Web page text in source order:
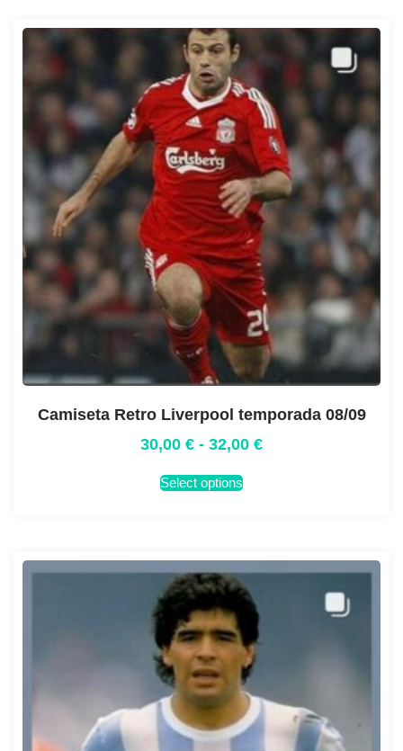
Camiseta Retro Liverpool temporada 08/09
30,00 € - 32,00 €
Select options